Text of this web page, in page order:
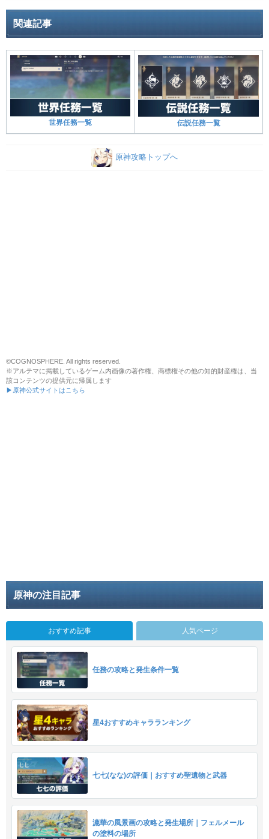
関連記事
世界任務一覧 伝説任務一覧
原神攻略トップへ
©COGNOSPHERE. All rights reserved.
※アルテマに掲載しているゲーム内画像の著作権、商標権その他の知的財産権は、当
該コンテンツの提供元に帰属します
▶原神公式サイトはこちら
原神の注目記事
おすすめ記事 人気ページ
任務の攻略と発生条件一覧
星4おすすめキャラランキング
七七(なな)の評価｜おすすめ聖遺物と武器
漉華の風景画の攻略と発生場所｜フェルメール
の塗料の場所